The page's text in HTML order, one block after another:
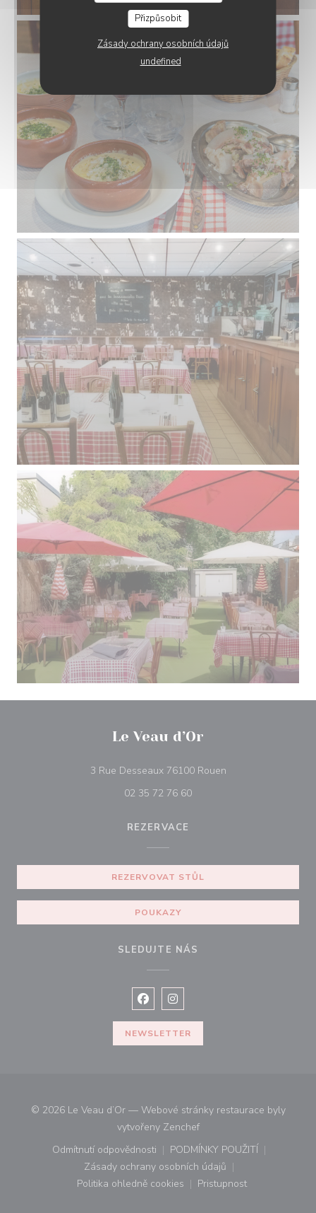
Přizpůsobit
Zásady ochrany osobních údajů
undefined
Le Veau d’Or
3 Rue Desseaux 76100 Rouen((otevře se v novém
02 35 72 76 60
REZERVACE
REZERVOVAT STŮL
POUKAZY
SLEDUJTE NÁS
Facebook ((otevře se v novém
Instagram ((otevře se v
NEWSLETTER
© 2026 Le Veau d’Or — Webové stránky restaurace byly
vytvořeny Zenchef((otevře se v novém okně))
Odmítnutí odpovědnosti
((otevře se v novém okně))
PODMÍNKY POUŽITÍ
((otevře se v novém
Zásady ochrany osobních údajů
((otevře se v novém okně))
Politika ohledně cookies
((otevře se v novém okně))
Pristupnost
((otevře se v novém